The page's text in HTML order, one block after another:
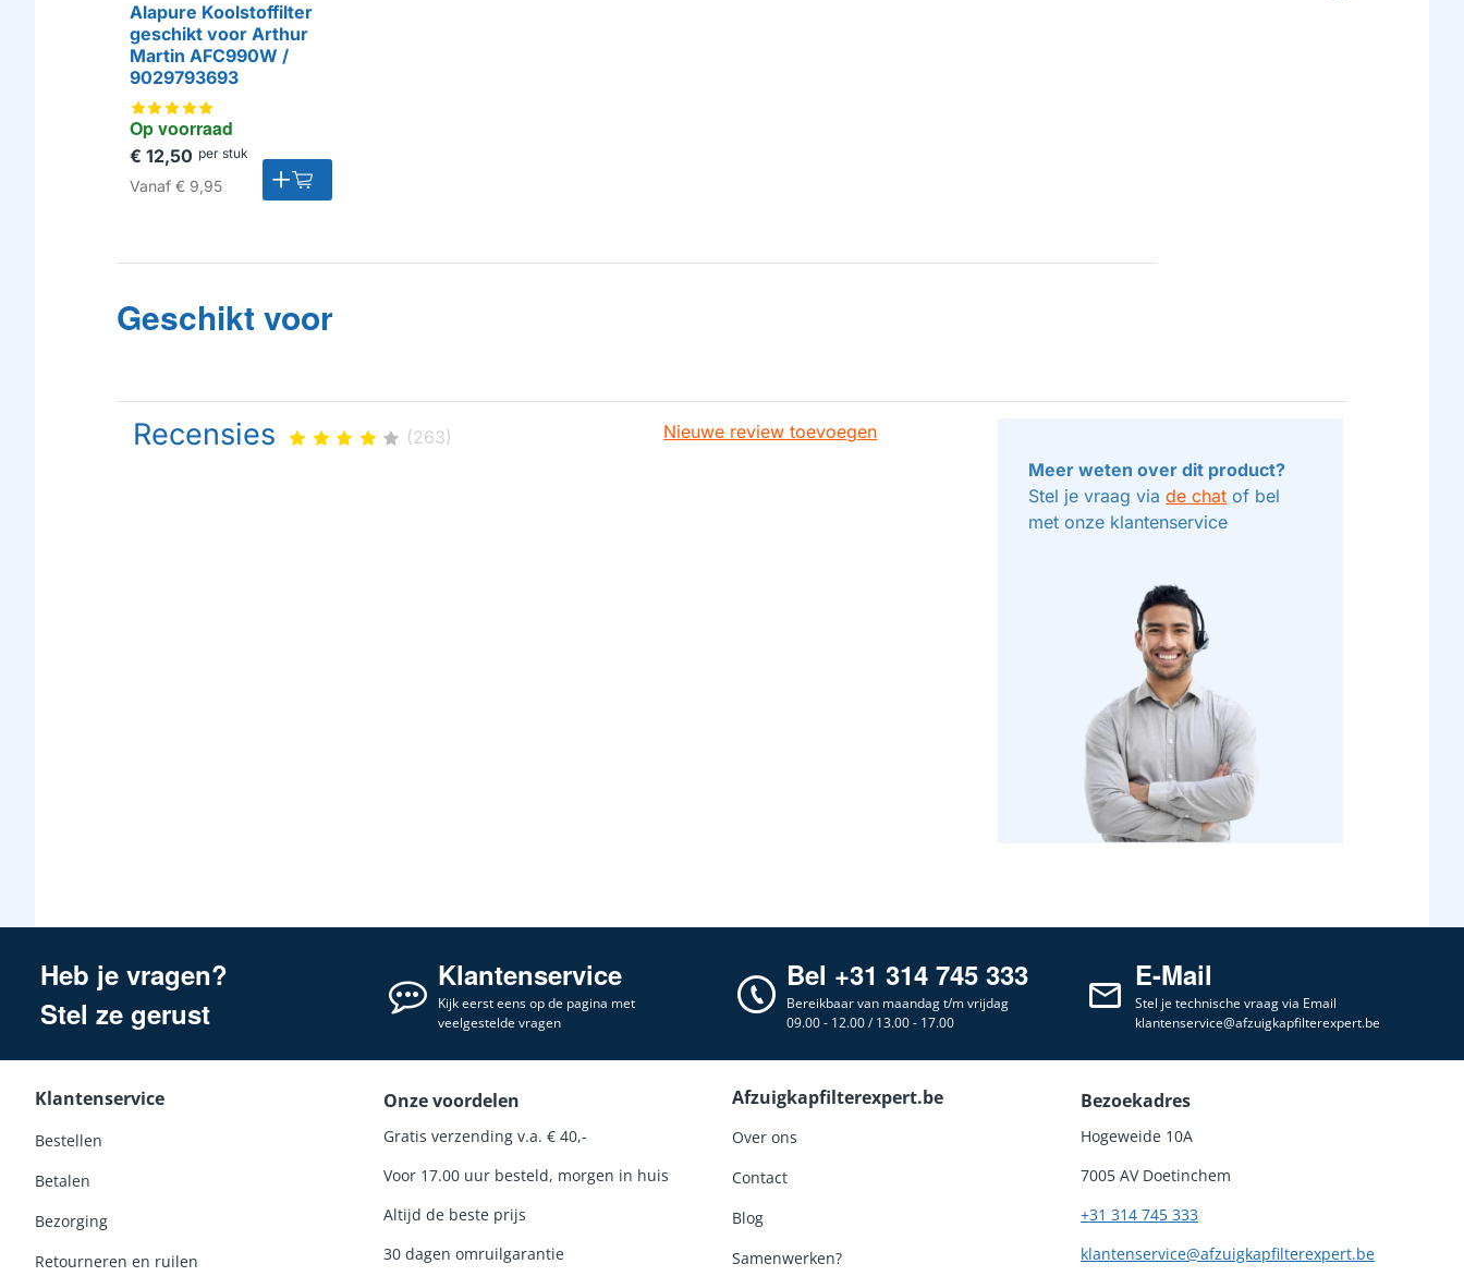
HUISMERK
Op voorraad
Alapure Koolstoffilter
geschikt voor Arthur
Martin AFC990W /
9029793693
€ 12,50 per stuk
Vanaf € 9,95
Geschikt voor
Recensies (263)
Nieuwe review toevoegen
Meer weten over dit product?
Stel je vraag viade chat of bel
met onze klantenservice
Heb je vragen?
Stel ze gerust
Klantenservice
Kijk eerst eens op de pagina met
veelgestelde vragen
Bel +31 314 745 333
Bereikbaar van maandag t/m vrijdag
09.00 - 12.00 / 13.00 - 17.00
E-Mail
Stel je technische vraag via Email
klantenservice@afzuigkapfilterexpert.be
Klantenservice
Bestellen
Betalen
Bezorging
Retourneren en ruilen
Onze voordelen
Gratis verzending v.a. € 40,-
Voor 17.00 uur besteld, morgen in huis
Altijd de beste prijs
30 dagen omruilgarantie
Afzuigkapfilterexpert.be
Over ons
Contact
Blog
Samenwerken?
Bezoekadres
Hogeweide 10A
7005 AV Doetinchem
+31 314 745 333
klantenservice@afzuigkapfilterexpert.be